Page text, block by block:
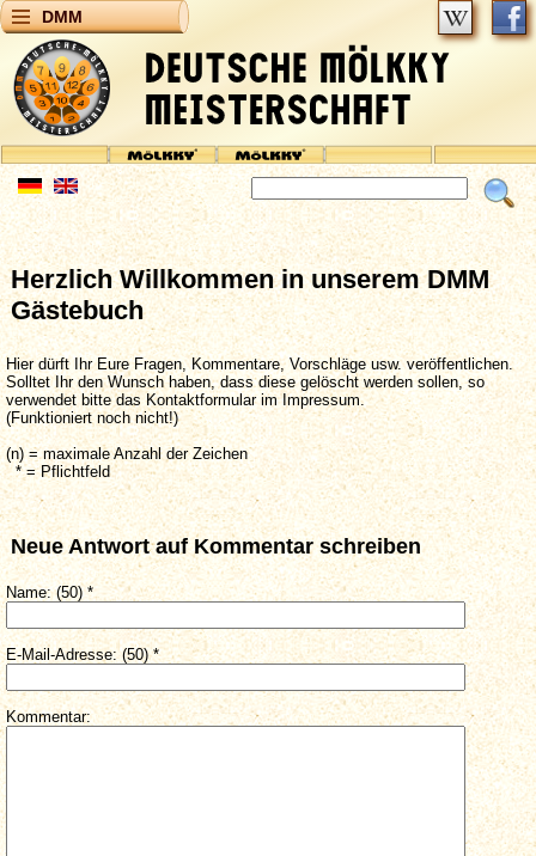
DMM
Herzlich Willkommen in unserem DMM
Gästebuch
Hier dürft Ihr Eure Fragen, Kommentare, Vorschläge usw. veröffentlichen.
Solltet Ihr den Wunsch haben, dass diese gelöscht werden sollen, so
verwendet bitte das Kontaktformular im Impressum.
(Funktioniert noch nicht!)
(n) = maximale Anzahl der Zeichen
* = Pflichtfeld
Neue Antwort auf Kommentar schreiben
Name: (50) *
E-Mail-Adresse: (50) *
Kommentar: